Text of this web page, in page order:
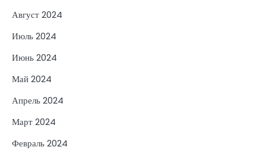
Август 2024
Июль 2024
Июнь 2024
Май 2024
Апрель 2024
Март 2024
Февраль 2024